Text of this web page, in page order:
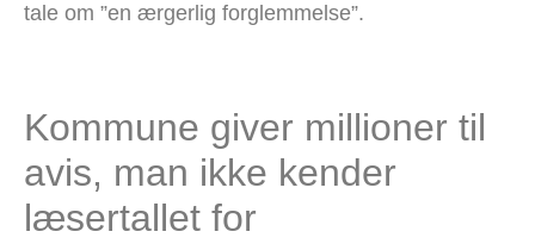
tale om ”en ærgerlig forglemmelse”.
Kommune giver millioner til
avis, man ikke kender
læsertallet for